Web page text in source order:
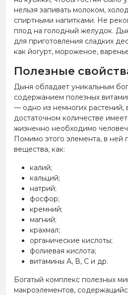
нельзя запивать молоком,
спиртными напитками. Не
плод на голодный желудок.
для приготовления сладких
как йогурт, мороженое,
Полезные
Дыня обладает уникальным
содержанием полезных
— одно из немногих растений,
достаточном количестве
жизненно необходимо
Помимо этого элемента, в ней
вещества, как:
калий;
кальций;
натрий;
фосфор;
кремний;
магний;
крахмал;
органические кислоты;
фолиевая кислота;
витамины А, В, С и др.
Богатый комплекс полезных
макроэлементов,